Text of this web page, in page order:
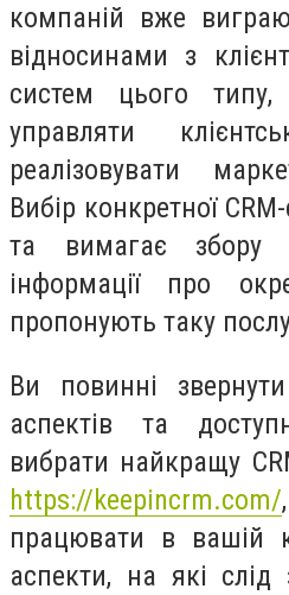
компаній вже
відносинами з
систем цього типу,
управляти
реалізовувати
Вибір конкретної
та вимагає збору
інформації про
пропонують таку
Ви повинні
аспектів та
вибрати найкращу
https://keepincrm.com/
працювати в вашій
аспекти, на які слід